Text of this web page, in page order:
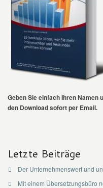
Geben Sie einfach Ihren Namen
den Download sofort per Email.
Letzte Beiträge
Der Unternehmenswert und
Mit einem Übersetzungsbüro